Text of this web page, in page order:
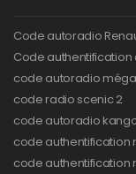
Code autoradio
Code authentification
code autoradio
code radio scenic 2
code autoradio
code authentification
code authentification